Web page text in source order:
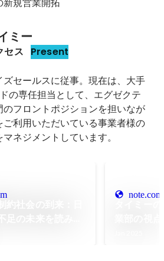
ミー
セス Present
ズセールスに従事。現在は、大手
の専任担当として、エグゼクテ
のフロントポジションを担いなが
ご利用いただいている事業者様の
ネジメントしています。
note.com